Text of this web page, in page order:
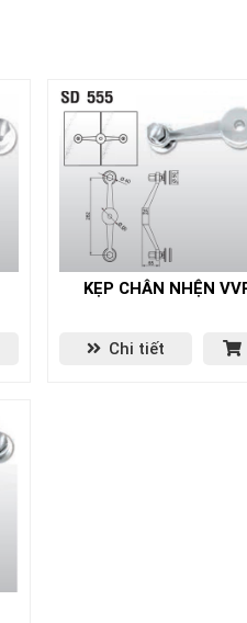
KẸP CHÂN NHỆN
Chi tiết